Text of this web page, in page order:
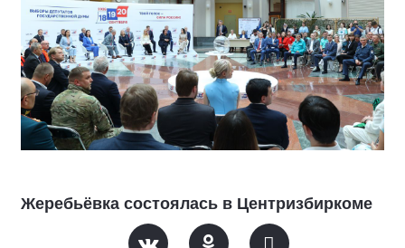
Жеребьёвка состоялась в Центризбиркоме